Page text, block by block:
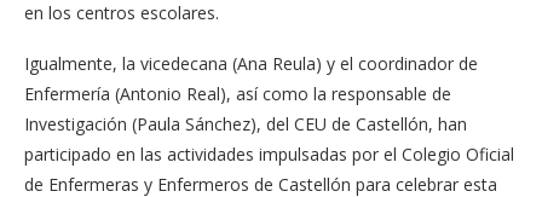
en los centros escolares.
Igualmente, la vicedecana (Ana Reula) y el coordinador de
Enfermería (Antonio Real), así como la responsable de
Investigación (Paula Sánchez), del CEU de Castellón, han
participado en las actividades impulsadas por el Colegio Oficial
de Enfermeras y Enfermeros de Castellón para celebrar esta